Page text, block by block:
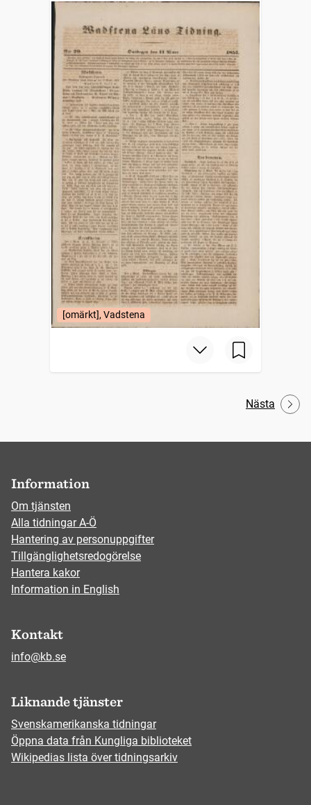
[omärkt], Vadstena
Nästa
Information
Om tjänsten
Alla tidningar A-Ö
Hantering av personuppgifter
Tillgänglighetsredogörelse
Hantera kakor
Information in English
Kontakt
info@kb.se
Liknande tjänster
Svenskamerikanska tidningar
Öppna data från Kungliga biblioteket
Wikipedias lista över tidningsarkiv